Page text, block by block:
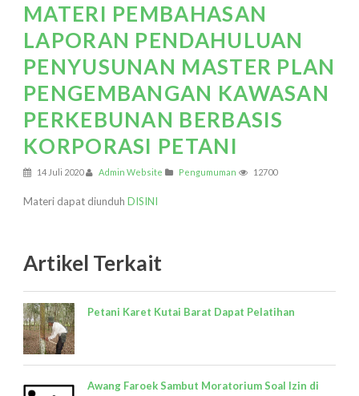
MATERI PEMBAHASAN
LAPORAN PENDAHULUAN
PENYUSUNAN MASTER PLAN
PENGEMBANGAN KAWASAN
PERKEBUNAN BERBASIS
KORPORASI PETANI
14 Juli 2020 Admin Website Pengumuman 12700
Materi dapat diunduh DISINI
Artikel Terkait
Petani Karet Kutai Barat Dapat Pelatihan
Awang Faroek Sambut Moratorium Soal Izin di